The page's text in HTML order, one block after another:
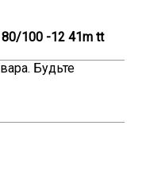
100 -12 41m tt
Будьте